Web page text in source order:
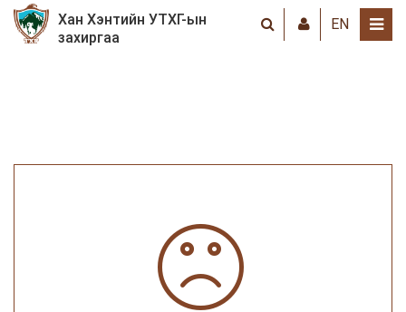
Хан Хэнтийн УТХГ-ын
захиргаа
EN